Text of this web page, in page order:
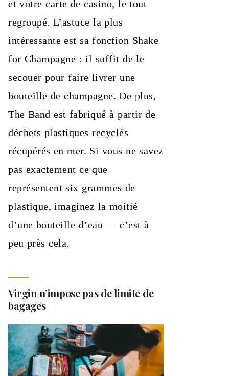
et votre carte de casino, le tout
regroupé. L’astuce la plus
intéressante est sa fonction Shake
for Champagne : il suffit de le
secouer pour faire livrer une
bouteille de champagne. De plus,
The Band est fabriqué à partir de
déchets plastiques recyclés
récupérés en mer. Si vous ne savez
pas exactement ce que
représentent six grammes de
plastique, imaginez la moitié
d’une bouteille d’eau — c’est à
peu près cela.
Virgin n’impose pas de limite de
bagages